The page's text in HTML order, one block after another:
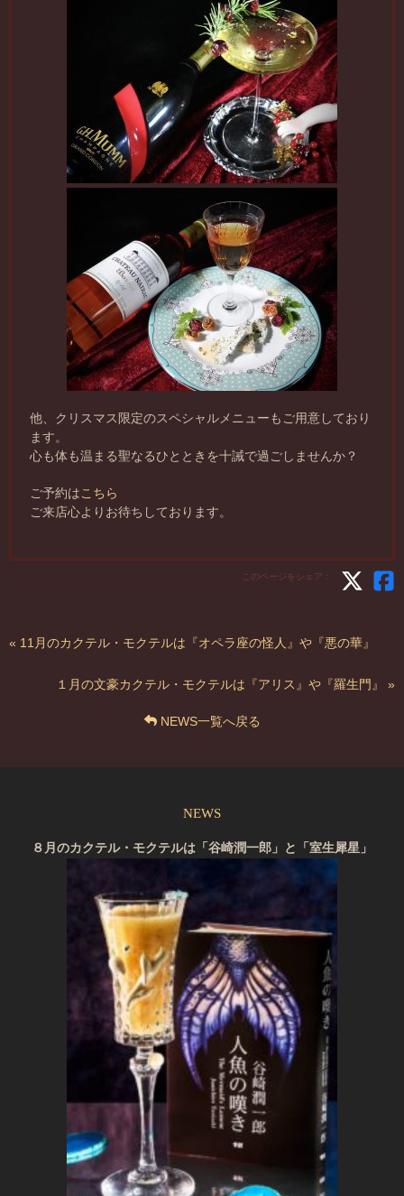
他、クリスマス限定のスペシャルメニューもご用意しており
ます。
心も体も温まる聖なるひとときを十誡で過ごしませんか？
ご予約はこちら
ご来店心よりお待ちしております。
このページをシェア：
« 11月のカクテル・モクテルは『オペラ座の怪人』や『悪の華』
１月の文豪カクテル・モクテルは『アリス』や『羅生門』 »
NEWS一覧へ戻る
NEWS
８月のカクテル・モクテルは「谷崎潤一郎」と「室生犀星」